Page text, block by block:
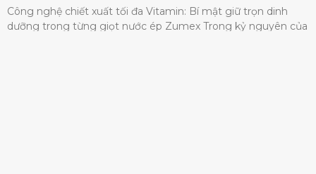
Công nghệ chiết xuất tối đa Vitamin: Bí mật giữ trọn dinh
dưỡng trong từng giọt nước ép Zumex Trong kỷ nguyên của